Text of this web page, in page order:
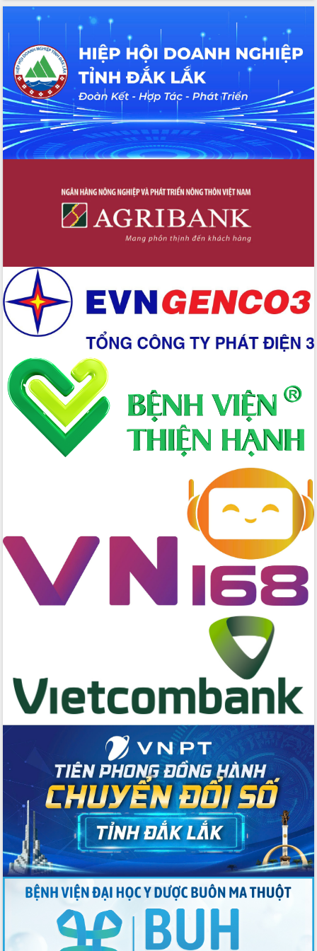
hiện nhiệm vụ quản lý tài sản công
hàng tuần
Tháo gỡ những vướng mắc, đẩy mạnh
công tác cải cách thủ tục hành chính
tại Trung tâm Phục vụ hành chính
công tỉnh
Đắk Lắk: Tôn vinh 46 giải pháp tại Hội
thi Sáng tạo Kỹ thuật 2024 - 2025
Đắk Lắk rà soát, điều chỉnh Đề án 190
về phát triển nuôi trồng thủy sản
Dự án cao tốc Khánh Hòa - Buôn Ma
Định vị cà phê Việt Nam như một “di
sản sống” trong dòng chảy toàn cầu
sống người dân từ những mô hình thiết
Quyết liệt tháo gỡ vướng mắc, đẩy
nhanh tiến độ các dự án trọng điểm
trong Khu kinh tế Nam Phú Yên
Hòn Yến phát triển du lịch gắn với bảo
tồn biển
Lấy ý kiến điều chỉnh Quy hoạch tỉnh
Đắk Lắk thời kỳ 2021-2030, tầm nhìn
đến năm 2050
Phát động chiến dịch 30 ngày đêm
giải phóng mặt bằng Tuyến đường bộ
chuyển đổi số giai đoạn 2026 – 2030
với Tập đoàn Bưu chính Viễn thông
Việt Nam
Thứ trưởng Bộ Y tế làm việc với tỉnh
Đắk Lắk về phát triển nhân lực y tế
Tập huấn ứng dụng trí tuệ nhân tạo (AI)
trong thương mại điện tử năm 2026
Đoàn đại biểu Quốc hội tỉnh Đắk Lắk
Quyết liệt cải cách hành chính, khơi
thông nguồn lực phát triển
Nâng cao hiệu lực, hiệu quả HĐND
tỉnh thông qua hiện đại hóa hành chính
Xã Ea Phê gắn cải cách hành chính với
chuyển đổi số
Phó Chủ tịch Thường trực UBND tỉnh
Hồ Thị Nguyên Thảo làm việc tại Trung
tâm Phục vụ hành chính công xã Ea
Phê
Xây dựng nền hành chính số đồng
hành cùng nông dân dân, doanh nghiệp
Giai đoạn 2026-2030, Đắk Lắk phấn